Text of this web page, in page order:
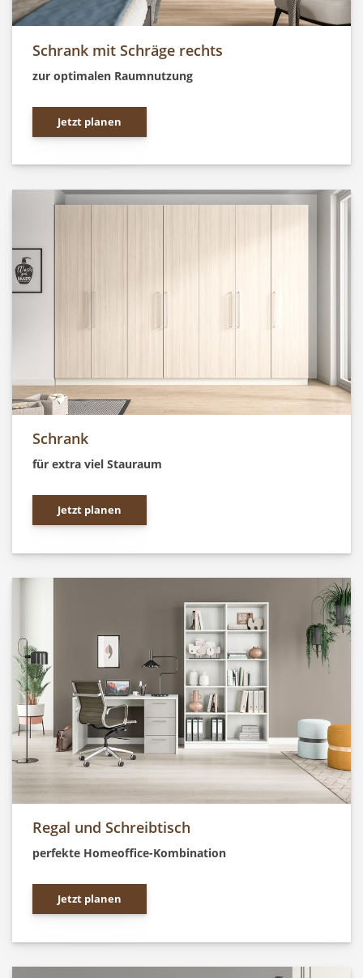
Schrank mit Schräge rechts
zur optimalen Raumnutzung
Jetzt planen
Schrank
für extra viel Stauraum
Jetzt planen
Regal und Schreibtisch
perfekte Homeoffice-Kombination
Jetzt planen